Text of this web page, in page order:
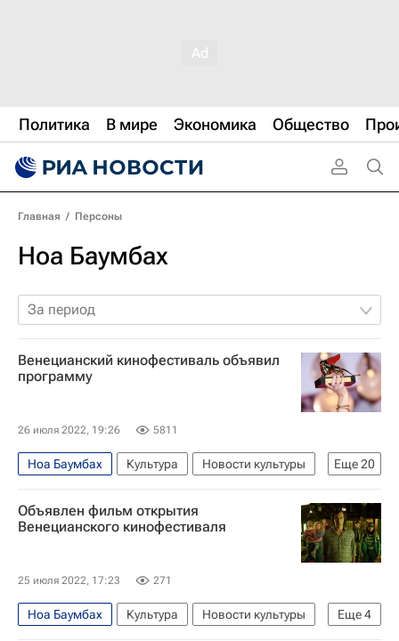
Политика В мире Экономика Общество
Главная / Персоны
Ноа Баумбах
За период
Венецианский кинофестиваль объявил
программу
26 июля 2022, 19:26 5811
Еще20
Ноа Баумбах Культура
Новости культуры
Даррен Аронофски
Мартин Макдонах
Венеция
Рим Рига
Венецианский кинофестиваль
Колин Фаррелл
Алехандро Гонсалес Иньярриту
Ана де Армас
Объявлен фильм открытия
Венецианского кинофестиваля
25 июля 2022, 17:23 271
Еще4
Ноа Баумбах Культура
Новости культуры